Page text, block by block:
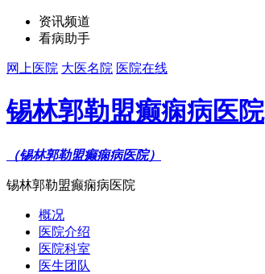
资讯频道
看病助手
网上医院 大医名院 医院在线
锡林郭勒盟癫痫病医院
（锡林郭勒盟癫痫病医院）
锡林郭勒盟癫痫病医院
概况
医院介绍
医院科室
医生团队